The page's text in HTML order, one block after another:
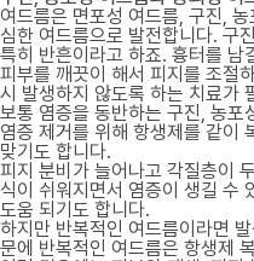
여드름은 면포성 여드름, 구진,
심한 여드름으로 발전합니다. 구
특히 반흔이라고 하죠. 흉터를 남
피부를 깨끗이 해서 피지를 조절
시 발생하지 않도록 하는 치료가
보통 염증을 동반하는 구진, 농포
염증 제거를 위해 항생제를 같이
맞기도 합니다.
피지 분비가 늘어나고 각질층이
식이 쉬워지면서 염증이 생길 수
도움 되기도 합니다.
하지만 반복적인 여드름이라면
문에 반복적인 여드름은 항생제